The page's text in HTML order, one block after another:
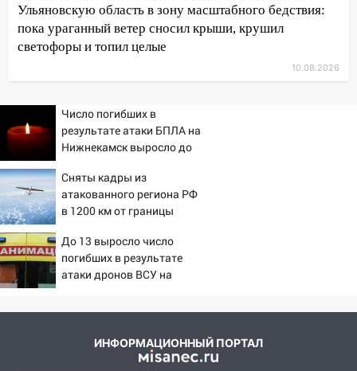
09:10 Соцсети: на Московском шоссе в
Ульяновске произошла авария
08:02
В Ульяновске во время
диспансеризации у 26-летнего парня
07:00
Прохладная ночь и ветреный
день: прогноз погоды в Ульяновске 10
августа
06:00
Как разрушительный ураган,
потопы и падающие деревья
парализовали Ульяновскую область: ЧП
за выходные
05:50
Пять украденных лошадей и
смертельная драка
05:00 Боль, скованность и старение
дисков: как повседневные привычки
незаметно разрушают наш позвоночник
Ульяновскую область в зону масштабного бедствия:
пока ураганный ветер сносил крыши, крушил
светофоры и топил целые
10.08.2026
Число погибших в
результате атаки БПЛА на
Нижнекамск выросло до
Сняты кадры из
атакованного региона РФ
в 1200 км от границы
До 13 выросло число
погибших в результате
атаки дронов ВСУ на
ИНФОРМАЦИОННЫЙ ПОРТАЛ